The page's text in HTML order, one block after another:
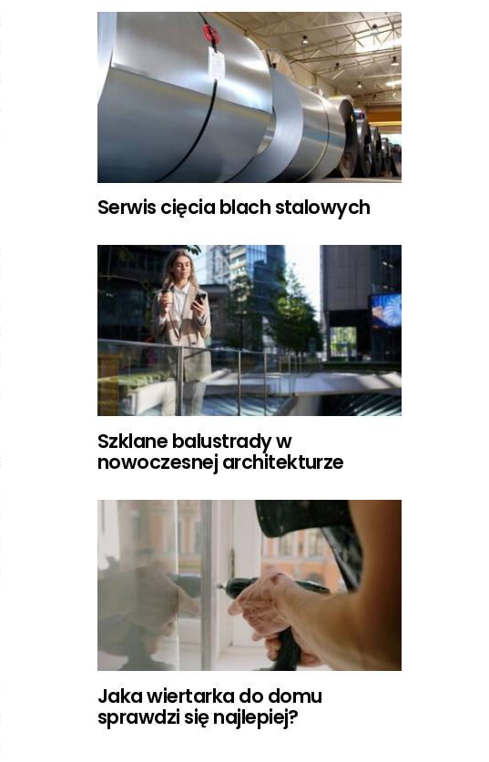
Serwis cięcia blach stalowych
Szklane balustrady w
nowoczesnej architekturze
Jaka wiertarka do domu
sprawdzi się najlepiej?